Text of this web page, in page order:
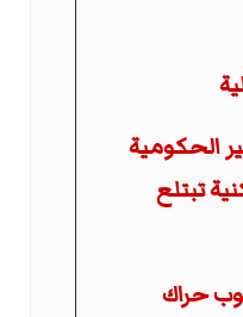
الحكومية
تبتلع
حراك